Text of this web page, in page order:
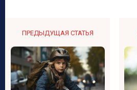
ПРЕДЫДУЩАЯ СТАТЬЯ